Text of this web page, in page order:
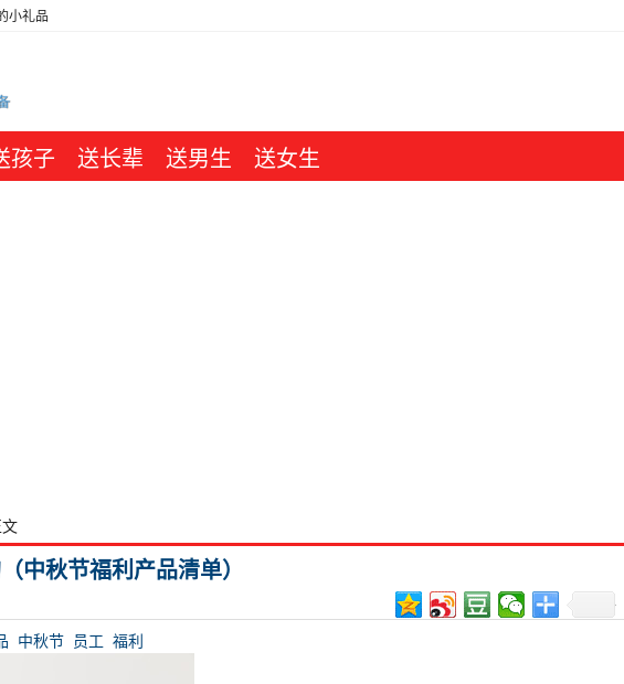
小礼品
孩子 送长辈 送男生 送女生
中秋节福利产品清单）
中秋节 员工 福利